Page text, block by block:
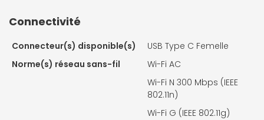
Connectivité
Connecteur(s) disponible(s)
USB Type C Femelle
Norme(s) réseau sans-fil
Wi-Fi AC
Wi-Fi N 300 Mbps (IEEE
802.11n)
Wi-Fi G (IEEE 802.11g)